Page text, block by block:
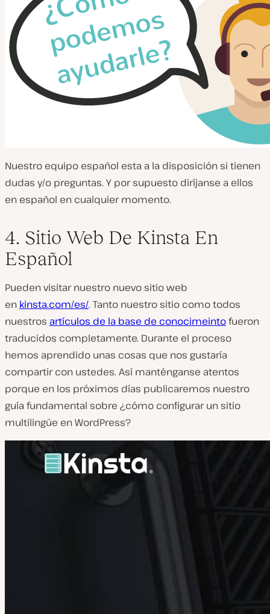
Nuestro equipo español esta a la disposición si tienen
dudas y/o preguntas. Y por supuesto diríjanse a ellos
en español en cualquier momento.
4. Sitio Web De Kinsta En
Español
Pueden visitar nuestro nuevo sitio web
en kinsta.com/es/. Tanto nuestro sitio como todos
nuestros artículos de la base de conocimeintofueron
traducidos completamente. Durante el proceso
hemos aprendido unas cosas que nos gustaría
compartir con ustedes. Así manténganse atentos
porque en los próximos días publicaremos nuestro
guía fundamental sobre ¿cómo configurar un sitio
multilingüe en WordPress?